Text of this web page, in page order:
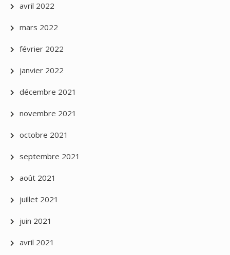
avril 2022
mars 2022
février 2022
janvier 2022
décembre 2021
novembre 2021
octobre 2021
septembre 2021
août 2021
juillet 2021
juin 2021
avril 2021